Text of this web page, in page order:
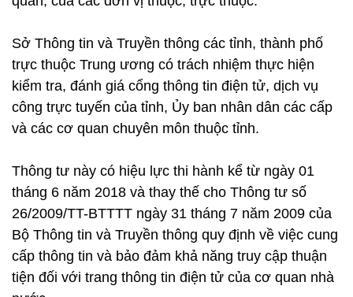
Sở Thông tin và Truyền thông các tỉnh, thành phố
trực thuộc Trung ương có trách nhiệm thực hiện
kiểm tra, đánh giá cổng thông tin điện tử, dịch vụ
công trực tuyến của tỉnh, Ủy ban nhân dân các cấp
và các cơ quan chuyên môn thuộc tỉnh.
Thông tư này có hiệu lực thi hành kể từ ngày 01
tháng 6 năm 2018 và thay thế cho Thông tư số
26/2009/TT-BTTTT ngày 31 tháng 7 năm 2009 của
Bộ Thông tin và Truyền thông quy định về việc cung
cấp thông tin và bảo đảm khả năng truy cập thuận
tiện đối với trang thông tin điện tử của cơ quan nhà